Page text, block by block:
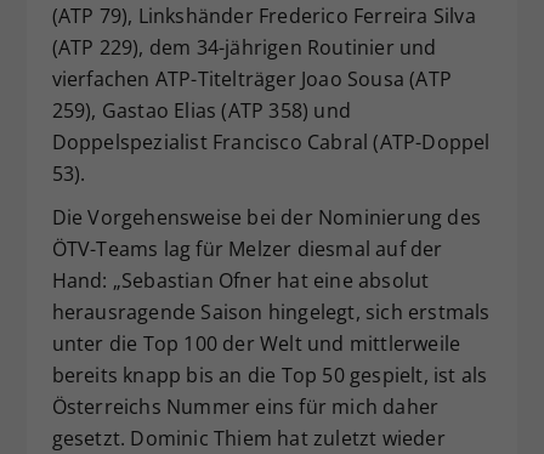
(ATP 79), Linkshänder Frederico Ferreira Silva
(ATP 229), dem 34-jährigen Routinier und
vierfachen ATP-Titelträger Joao Sousa (ATP
259), Gastao Elias (ATP 358) und
Doppelspezialist Francisco Cabral (ATP-Doppel
53).
Die Vorgehensweise bei der Nominierung des
ÖTV-Teams lag für Melzer diesmal auf der
Hand: „Sebastian Ofner hat eine absolut
herausragende Saison hingelegt, sich erstmals
unter die Top 100 der Welt und mittlerweile
bereits knapp bis an die Top 50 gespielt, ist als
Österreichs Nummer eins für mich daher
gesetzt. Dominic Thiem hat zuletzt wieder